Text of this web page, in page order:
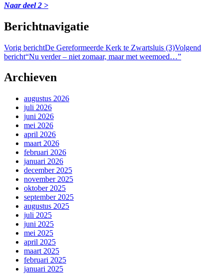
Naar deel 2 >
Berichtnavigatie
Vorig berichtDe Gereformeerde Kerk te Zwartsluis (3)Volgend
bericht“Nu verder – niet zomaar, maar met weemoed…”
Archieven
augustus 2026
juli 2026
juni 2026
mei 2026
april 2026
maart 2026
februari 2026
januari 2026
december 2025
november 2025
oktober 2025
september 2025
augustus 2025
juli 2025
juni 2025
mei 2025
april 2025
maart 2025
februari 2025
januari 2025